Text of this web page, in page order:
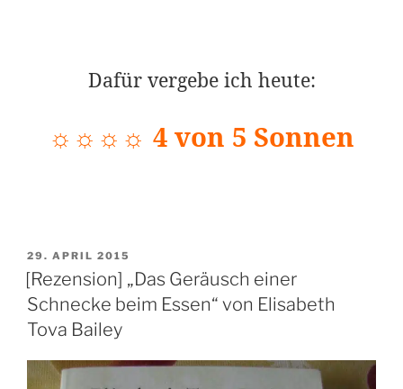
Dafür vergebe ich heute:
☼☼☼☼ 4 von 5 Sonnen
VERÖFFENTLICHT
AM
29. APRIL 2015
[Rezension] „Das Geräusch einer
Schnecke beim Essen“ von Elisabeth
Tova Bailey